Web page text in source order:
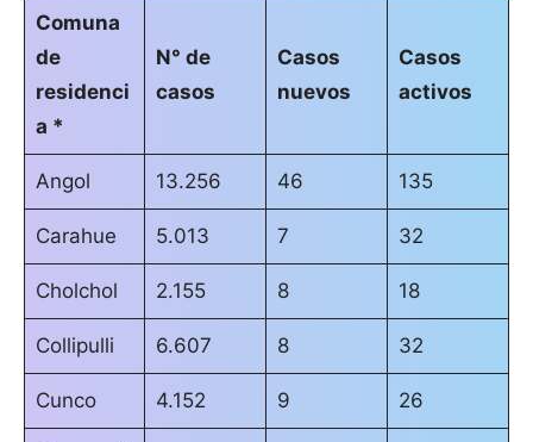
Comuna
de
residenci
a *
N° de
casos
Casos
nuevos
Casos
activos
Angol 13.256 46 135
Carahue 5.013 7 32
Cholchol 2.155 8 18
Collipulli 6.607 8 32
Cunco 4.152 9 26